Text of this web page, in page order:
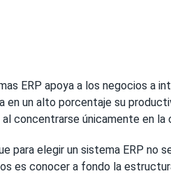
ERP apoya a los negocios a
en un alto porcentaje su
concentrarse únicamente en la
para elegir un sistema ERP
es conocer a fondo la